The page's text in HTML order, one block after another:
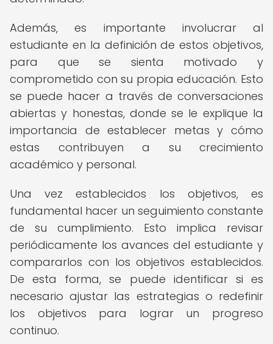
Además, es importante involucrar al
estudiante en la definición de estos objetivos,
para que se sienta motivado y
comprometido con su propia educación. Esto
se puede hacer a través de conversaciones
abiertas y honestas, donde se le explique la
importancia de establecer metas y cómo
estas contribuyen a su crecimiento
académico y personal.
Una vez establecidos los objetivos, es
fundamental hacer un seguimiento constante
de su cumplimiento. Esto implica revisar
periódicamente los avances del estudiante y
compararlos con los objetivos establecidos.
De esta forma, se puede identificar si es
necesario ajustar las estrategias o redefinir
los objetivos para lograr un progreso
continuo.